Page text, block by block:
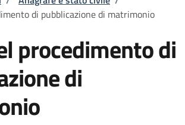
di pubblicazione di matrimonio
procedimento di
di